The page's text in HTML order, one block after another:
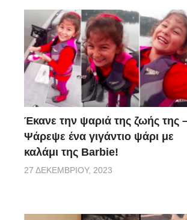
Έκανε την ψαριά της ζωής της
Ψάρεψε ένα γιγάντιο ψάρι με
καλάμι της Barbie!
27 ΔΕΚΕΜΒΡΊΟΥ, 2023